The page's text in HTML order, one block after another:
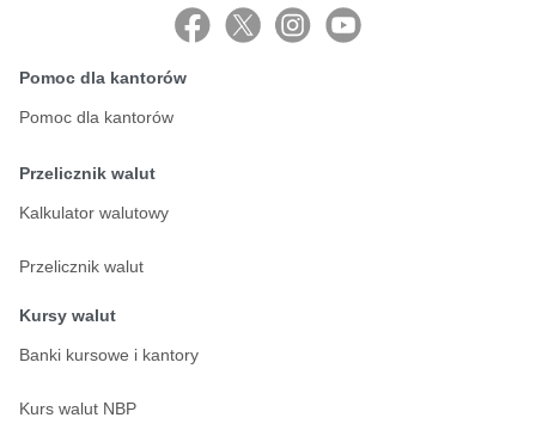
Pomoc dla kantorów
Pomoc dla kantorów
Przelicznik walut
Kalkulator walutowy
Przelicznik walut
Kursy walut
Banki kursowe i kantory
Kurs walut NBP